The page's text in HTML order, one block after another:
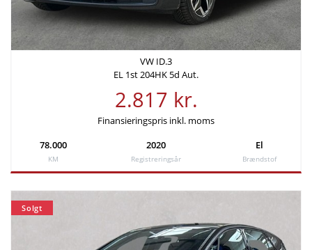
VW ID.3
EL 1st 204HK 5d Aut.
2.817 kr.
Finansieringspris inkl. moms
78.000
KM
2020
Registreringsår
El
Brændstof
Solgt